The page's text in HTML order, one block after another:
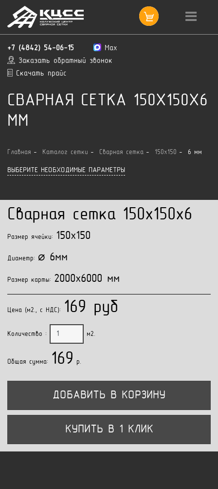
+7 (4842) 54-06-15
Max
Заказать обратный звонок
Скачать прайс
СВАРНАЯ СЕТКА 150X150X6
ММ
Главная Каталог сетки Сварная сетка 150x150 6 мм
ВЫБЕРИТЕ НЕОБХОДИМЫЕ ПАРАМЕТРЫ
Сварная сетка 150x150x6
Размер ячейки: 150x150
Диаметр: ⌀ 6мм
Размер карты: 2000x6000 мм
Цена (м2., с НДС): 169 руб
Количество : м2.
Общая сумма: 169 p.
ДОБАВИТЬ В КОРЗИНУ
КУПИТЬ В 1 КЛИК